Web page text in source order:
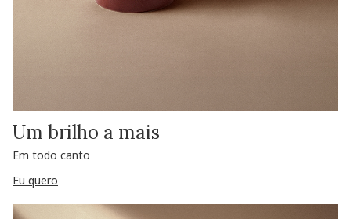
Um brilho a mais
Em todo canto
Eu quero